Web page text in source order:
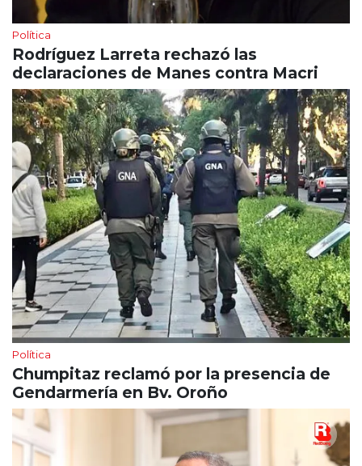
Política
Rodríguez Larreta rechazó las
declaraciones de Manes contra Macri
Política
Chumpitaz reclamó por la presencia de
Gendarmería en Bv. Oroño